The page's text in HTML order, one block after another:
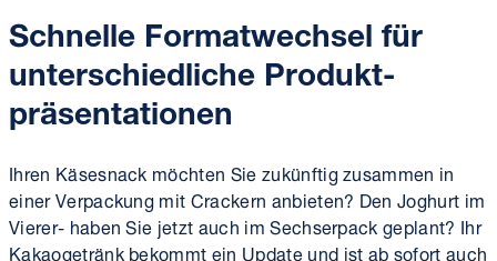
Schnelle Format­wechsel für
unterschiedliche Produkt­
präsentationen
Ihren Käsesnack möchten Sie zukünftig zusammen in
einer Verpackung mit Crackern anbieten? Den Joghurt im
Vierer- haben Sie jetzt auch im Sechser­pack geplant? Ihr
Kakao­getränk bekommt ein Update und ist ab sofort auch